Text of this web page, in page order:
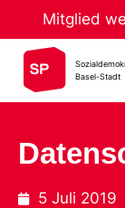
Mitglied
Basel-Stadt
5 Juli 2019